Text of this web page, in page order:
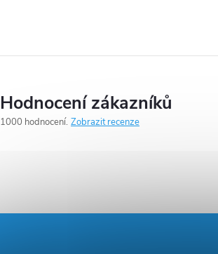
Hodnocení zákazníků
1000 hodnocení Zobrazit recenze